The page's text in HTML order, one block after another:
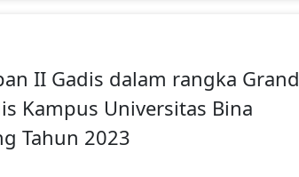
II Gadis dalam rangka Grand
Kampus Universitas Bina
Tahun 2023